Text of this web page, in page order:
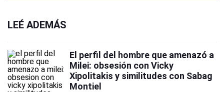
LEÉ ADEMÁS
El perfil del hombre que amenazó a
Milei: obsesión con Vicky
Xipolitakis y similitudes con Sabag
Montiel